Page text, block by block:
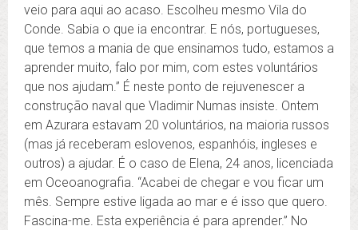
veio para aqui ao acaso. Escolheu mesmo Vila do
Conde. Sabia o que ia encontrar. E nós, portugueses,
que temos a mania de que ensinamos tudo, estamos a
aprender muito, falo por mim, com estes voluntários
que nos ajudam.” É neste ponto de rejuvenescer a
construção naval que Vladimir Numas insiste. Ontem
em Azurara estavam 20 voluntários, na maioria russos
(mas já receberam eslovenos, espanhóis, ingleses e
outros) a ajudar. É o caso de Elena, 24 anos, licenciada
em Oceoanografia. “Acabei de chegar e vou ficar um
mês. Sempre estive ligada ao mar e é isso que quero.
Fascina-me. Esta experiência é para aprender.” No